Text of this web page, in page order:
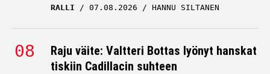
RALLI 07.08.2026 HANNU SILTANEN
Raju väite: Valtteri Bottas lyönyt hanskat
tiskiin Cadillacin suhteen